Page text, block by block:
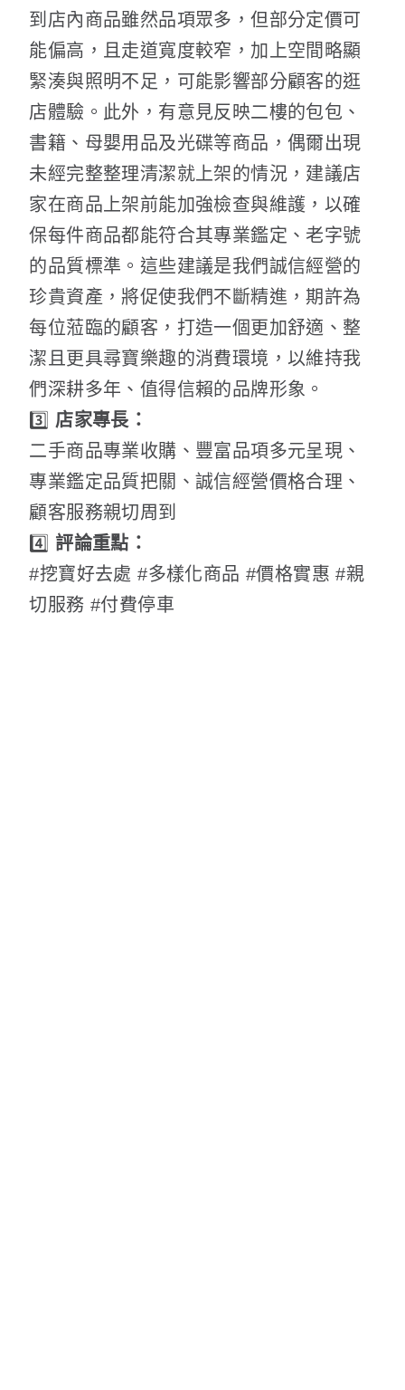
到店內商品雖然品項眾多，但部分定價可
能偏高，且走道寬度較窄，加上空間略顯
緊湊與照明不足，可能影響部分顧客的逛
店體驗。此外，有意見反映二樓的包包、
書籍、母嬰用品及光碟等商品，偶爾出現
未經完整整理清潔就上架的情況，建議店
家在商品上架前能加強檢查與維護，以確
保每件商品都能符合其專業鑑定、老字號
的品質標準。這些建議是我們誠信經營的
珍貴資產，將促使我們不斷精進，期許為
每位蒞臨的顧客，打造一個更加舒適、整
潔且更具尋寶樂趣的消費環境，以維持我
們深耕多年、值得信賴的品牌形象。
3️⃣ 店家專長：
二手商品專業收購、豐富品項多元呈現、
專業鑑定品質把關、誠信經營價格合理、
顧客服務親切周到
4️⃣ 評論重點：
#挖寶好去處 #多樣化商品 #價格實惠 #親
切服務 #付費停車